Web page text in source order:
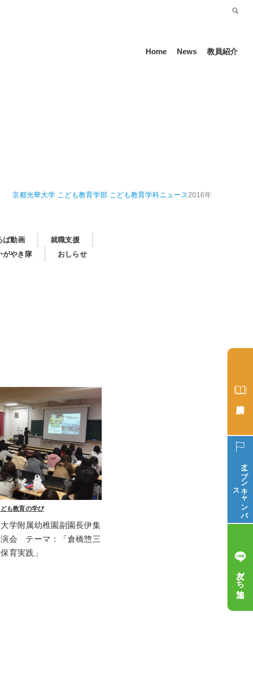
Home News 教員紹介
京都光華大学 こども教育学部 こども教育学科ニュース2016年
ば動画
就職支援
がやき隊 おしらせ
も教育の学び
学附属幼稚園副園長伊集
会　テーマ：「倉橋惣三
育実践」
オープン
キ
ャ
ン
パ
ス
友だち追加